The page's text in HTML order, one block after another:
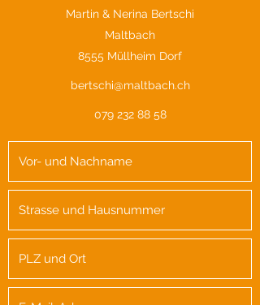
Martin & Nerina Bertschi
Maltbach
8555 Müllheim Dorf
bertschi@maltbach.ch
079 232 88 58